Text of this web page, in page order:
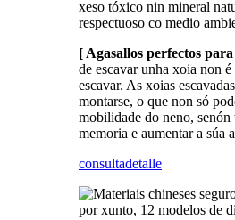
xeso tóxico nin mineral
respectuoso co medio
[ Agasallos perfectos
de escavar unha xoia non
escavar. As xoias
montarse, o que non só
mobilidade do neno, senón
memoria e aumentar a súa
consultadetalle